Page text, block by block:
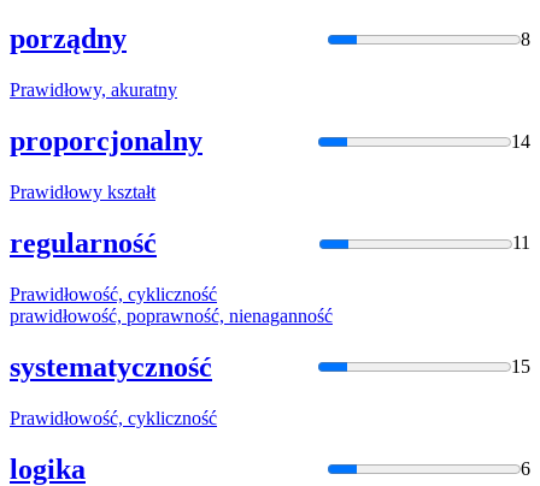
porządny 8
Prawidłowy, akuratny
proporcjonalny 14
Prawidłowy kształt
regularność 11
Prawidłowość, cykliczność
prawidłowość, poprawność, nienaganność
systematyczność 15
Prawidłowość, cykliczność
logika 6